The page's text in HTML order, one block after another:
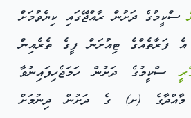
ސްކީމުގެ ދަށުން ރާއްޖޭގައި ކިޔެވުމަށް
އެ ފަރާތެއްގެ ޓިއުށަން ފީގެ ތެރެއިން
ސްކީމުގެ ދަށުން ހަމަޖެހިފައިނުވާ
މާއްދާގެ (ށ) ގެ ދަށުން ދިނުމަށް